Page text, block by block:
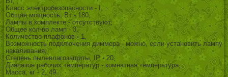
Класс электробезопасности - I,
Общая мощность, Вт - 180,
Лампы в комплекте - отсутствуют,
Общее кол-во ламп - 3,
Количество плафонов - 1,
Возможность подключения диммера - можно, если установить лампу
накаливания,
Степень пылевлагозащиты, IP - 20,
Диапазон рабочих температур - комнатная температура,
Масса, кг - 2, 49